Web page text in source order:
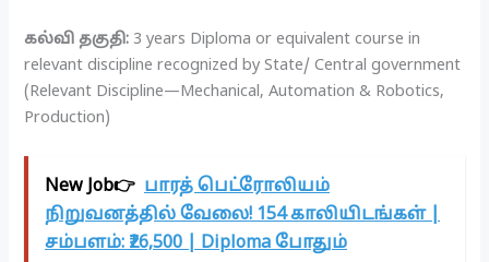
கல்வி தகுதி: 3 years Diploma or equivalent course in
relevant discipline recognized by State/ Central government
(Relevant Discipline—Mechanical, Automation & Robotics,
Production)
New Job👉 பாரத் பெட்ரோலியம்
நிறுவனத்தில் வேலை! 154 காலியிடங்கள் |
சம்பளம்: ₹26,500 | Diploma போதும்